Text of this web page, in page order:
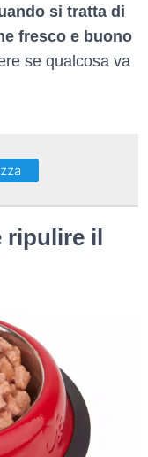
si tratta di
fresco e buono
se qualcosa va
ripulire il